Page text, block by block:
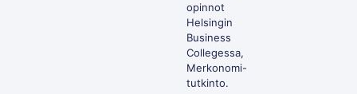
opinnot
Helsingin
Business
Collegessa,
Merkonomi-
tutkinto.